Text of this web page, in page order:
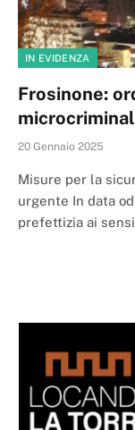
IN EVIDENZA
Frosinone:
20 Gennaio 2025
Misure per la
urgente In data
prefettizia ai